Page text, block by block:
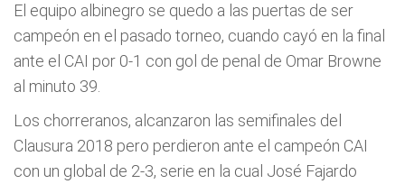
El equipo albinegro se quedo a las puertas de ser
campeón en el pasado torneo, cuando cayó en la final
ante el CAI por 0-1 con gol de penal de Omar Browne
al minuto 39.
Los chorreranos, alcanzaron las semifinales del
Clausura 2018 pero perdieron ante el campeón CAI
con un global de 2-3, serie en la cual José Fajardo